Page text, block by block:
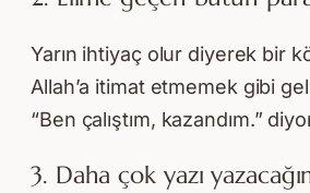
Yarın ihtiyaç olur diyerek bir
Allah’a itimat etmemek gibi
“Ben çalıştım, kazandım.”
3. Daha çok yazı